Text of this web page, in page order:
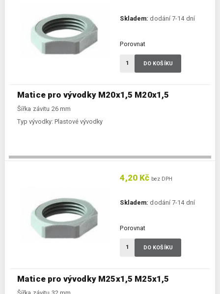
Matice pro vývodky M20x1,5 M20x1,5
Šířka závitu 26 mm
Typ vývodky: Plastové vývodky
Skladem: dodání 7-14 dní
Porovnat
DO KOŠÍKU
Matice pro vývodky M25x1,5 M25x1,5
4,20 Kč bez DPH
Skladem: dodání 7-14 dní
Porovnat
DO KOŠÍKU